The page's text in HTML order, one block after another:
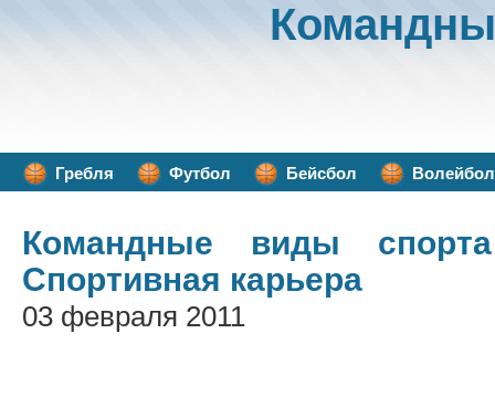
Гребля Футбол Бейсбол Волейбол
Командные виды спорта
Спортивная карьера
03 февраля 2011